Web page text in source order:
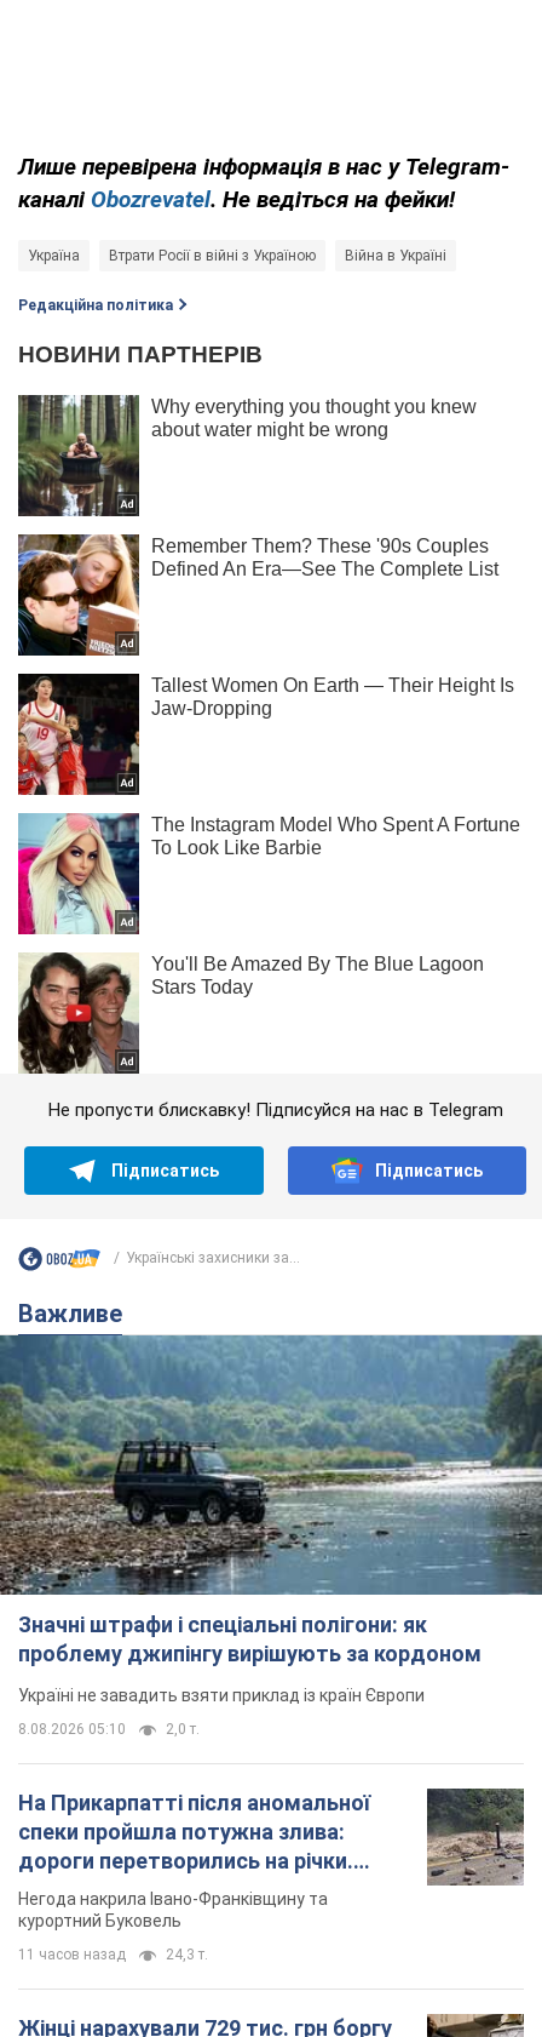
Лише перевірена інформація в нас у Telegram-
каналі Obozrevatel. Не ведіться на фейки!
Україна Втрати Росії в війні з Україною Війна в Україні
Редакційна політика
Не пропусти блискавку! Підписуйся на нас в Telegram
Підписатись Підписатись
Українські захисники за...
Важливе
Значні штрафи і спеціальні полігони: як
проблему джипінгу вирішують за кордоном
Україні не завадить взяти приклад із країн Європи
8.08.2026 05:10 2,0 т.
На Прикарпатті після аномальної
спеки пройшла потужна злива:
дороги перетворились на річки.
Відео
Негода накрила Івано-Франківщину та
курортний Буковель
11 часов назад 24,3 т.
Жінці нарахували 729 тис. грн боргу